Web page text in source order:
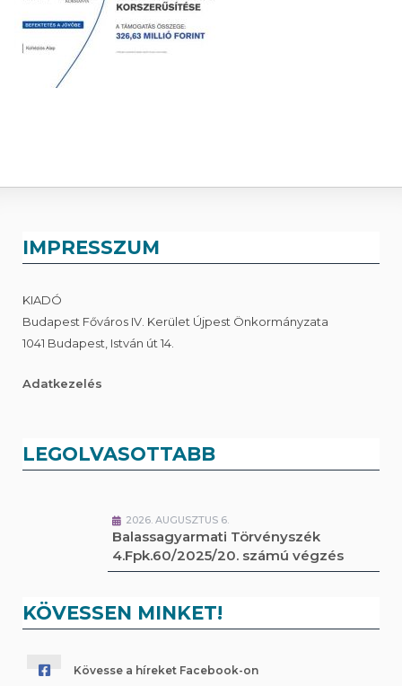
IMPRESSZUM
KIADÓ
Budapest Főváros IV. Kerület Újpest Önkormányzata
1041 Budapest, István út 14.
Adatkezelés
LEGOLVASOTTABB
2026. AUGUSZTUS 6.
Balassagyarmati Törvényszék
4.Fpk.60/2025/20. számú végzés
KÖVESSEN MINKET!
Kövesse a híreket Facebook-on